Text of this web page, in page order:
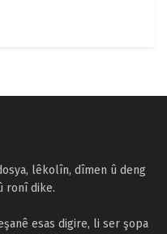
lêkolîn, dîmen û deng
ronî dike.
esas digire, li ser şopa